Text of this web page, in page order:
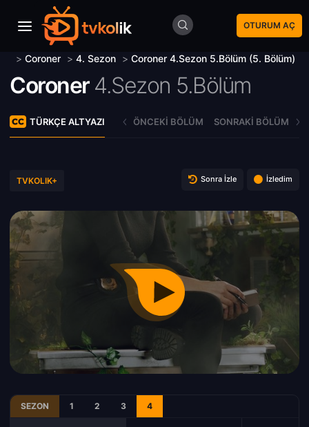
OTURUM AÇ
> Coroner > 4. Sezon > Coroner 4.Sezon 5.Bölüm (5. Bölüm)
Coroner 4.Sezon 5.Bölüm
TÜRKÇE ALTYAZI ÖNCEKI BÖLÜM SONRAKI BÖLÜM
TVKOLIK+ Sonra İzle İzledim
SEZON 1 2 3 4